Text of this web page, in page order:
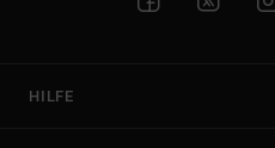
HILFE